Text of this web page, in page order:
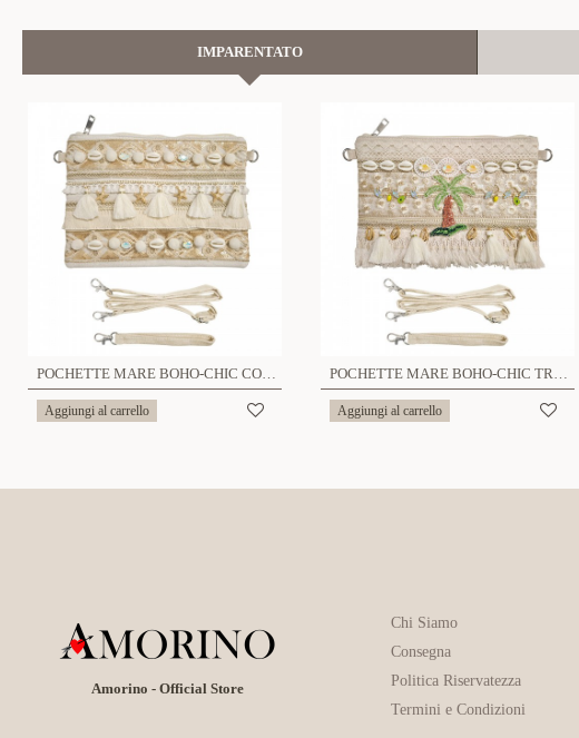
IMPARENTATO
POCHETTE MARE BOHO-CHIC CON CONCHIGLIE E STELLE MARINE - YY25200C665
Aggiungi al carrello
POCHETTE MARE BOHO-CHIC TROPICALE CON PALMA E CONCHIGLIE - YY25208C661
Aggiungi al carrello
Amorino - Official Store
Chi Siamo
Consegna
Politica Riservatezza
Termini e Condizioni